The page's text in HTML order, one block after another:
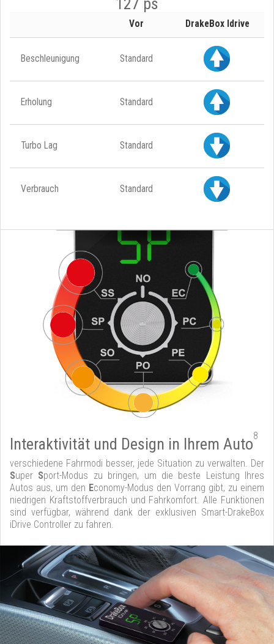
Vor DrakeBox Idrive
Beschleunigung Standard
Erholung Standard
Turbo Lag Standard
Verbrauch Standard
Interaktivität und Design in Ihrem Auto8
verschiedene Fahrmodi besser, jede Situation zu verwalten. Der
Super Sport-Modus zu bringen, um die beste Leistung Ihres
Autos aus, um den Economy-Modus den Vorrang gibt, zu einem
niedrigen Kraftstoffverbrauch und Fahrkomfort. Alle Funktionen
sind verfügbar, während dank der exklusiven Smart-DrakeBox
iDrive Controller zu fahren.